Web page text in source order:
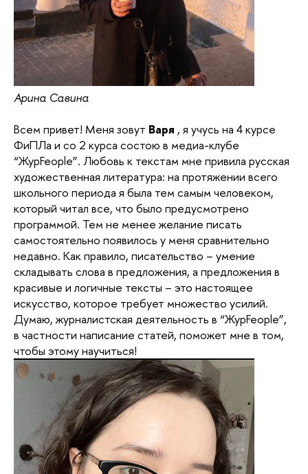
Арина Савина
Всем привет! Меня зовут Варя , я учусь на 4 курсе
ФиПЛа и со 2 курса состою в медиа-клубе
“ЖурFeople”. Любовь к текстам мне привила русская
художественная литература: на протяжении всего
школьного периода я была тем самым человеком,
который читал все, что было предусмотрено
программой. Тем не менее желание писать
самостоятельно появилось у меня сравнительно
недавно. Как правило, писательство – умение
складывать слова в предложения, а предложения в
красивые и логичные тексты – это настоящее
искусство, которое требует множество усилий.
Думаю, журналистская деятельность в “ЖурFeople”,
в частности написание статей, поможет мне в том,
чтобы этому научиться!